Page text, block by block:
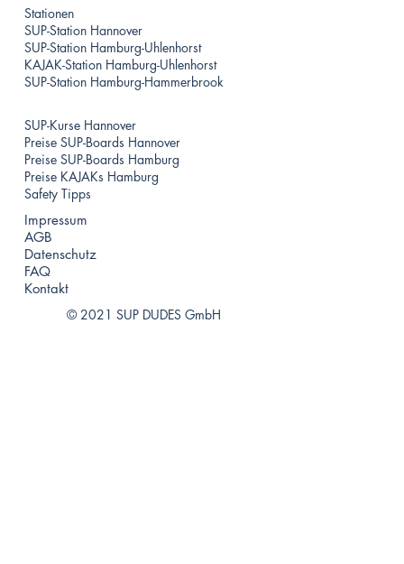
Stationen
SUP-Station Hannover
SUP-Station Hamburg-Uhlenhorst
KAJAK-Station Hamburg-Uhlenhorst
SUP-Station Hamburg-Hammerbrook
SUP-Kurse Hannover
Preise SUP-Boards Hannover
Preise SUP-Boards Hamburg
Preise KAJAKs Hamburg
Safety Tipps
Impressum
AGB
Datenschutz
FAQ
Kontakt
© 2021 SUP DUDES GmbH